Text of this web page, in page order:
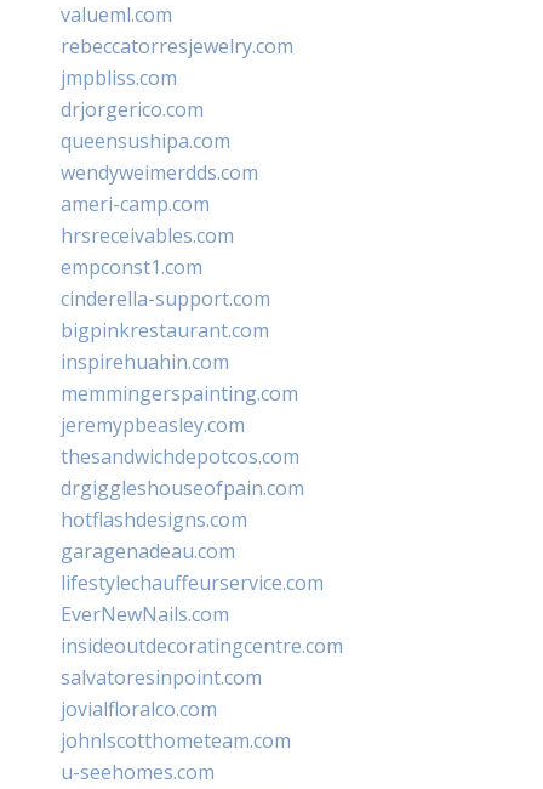
valueml.com
rebeccatorresjewelry.com
jmpbliss.com
drjorgerico.com
queensushipa.com
wendyweimerdds.com
ameri-camp.com
hrsreceivables.com
empconst1.com
cinderella-support.com
bigpinkrestaurant.com
inspirehuahin.com
memmingerspainting.com
jeremypbeasley.com
thesandwichdepotcos.com
drgiggleshouseofpain.com
hotflashdesigns.com
garagenadeau.com
lifestylechauffeurservice.com
EverNewNails.com
insideoutdecoratingcentre.com
salvatoresinpoint.com
jovialfloralco.com
johnlscotthometeam.com
u-seehomes.com